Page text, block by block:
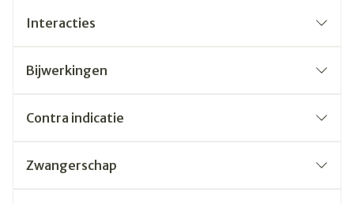
Interacties
Bijwerkingen
Contra indicatie
Zwangerschap